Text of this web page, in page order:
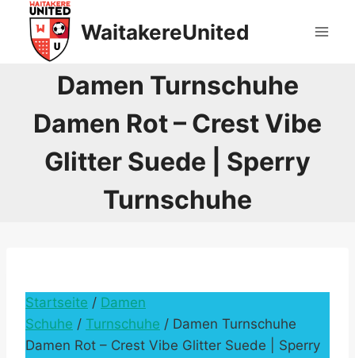
content
WaitakereUnited
Damen Turnschuhe
Damen Rot – Crest Vibe
Glitter Suede | Sperry
Turnschuhe
Startseite / Damen
Schuhe / Turnschuhe / Damen Turnschuhe
Damen Rot – Crest Vibe Glitter Suede | Sperry